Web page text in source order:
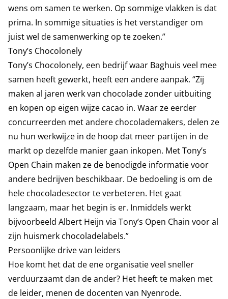
wens om samen te werken. Op sommige vlakken is dat
prima. In sommige situaties is het verstandiger om
juist wel de samenwerking op te zoeken.”
Tony’s Chocolonely
Tony’s Chocolonely, een bedrijf waar Baghuis veel mee
samen heeft gewerkt, heeft een andere aanpak. “Zij
maken al jaren werk van chocolade zonder uitbuiting
en kopen op eigen wijze cacao in. Waar ze eerder
concurreerden met andere chocolademakers, delen ze
nu hun werkwijze in de hoop dat meer partijen in de
markt op dezelfde manier gaan inkopen. Met Tony’s
Open Chain maken ze de benodigde informatie voor
andere bedrijven beschikbaar. De bedoeling is om de
hele chocoladesector te verbeteren. Het gaat
langzaam, maar het begin is er. Inmiddels werkt
bijvoorbeeld Albert Heijn via Tony’s Open Chain voor al
zijn huismerk chocoladelabels.”
Persoonlijke drive van leiders
Hoe komt het dat de ene organisatie veel sneller
verduurzaamt dan de ander? Het heeft te maken met
de leider, menen de docenten van Nyenrode.